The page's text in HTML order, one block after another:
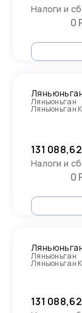
Налоги и
0
Ляньюньган
Ляньюньган
131
Налоги и
0
Ляньюньган
Ляньюньган
131